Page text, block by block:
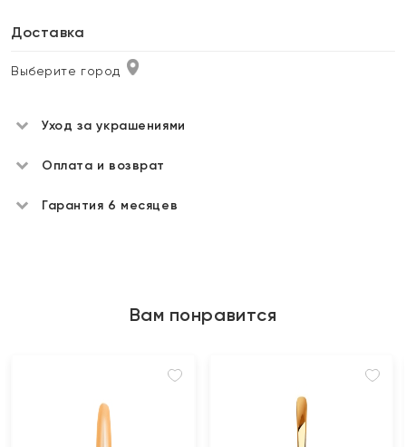
Доставка
Выберите город
Уход за украшениями
Оплата и возврат
Гарантия 6 месяцев
Вам понравится